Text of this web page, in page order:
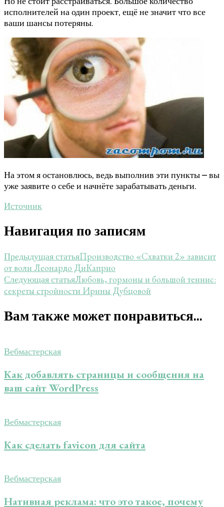
исполнителей на один проект, ещё не значит что все
ваши шансы потеряны.
На этом я остановлюсь, ведь выполнив эти пункты – вы
уже заявите о себе и начнёте зарабатывать деньги.
Источник
Навигация по записям
Предыдущая статьяПроизводство «Схватки 2» зависит
от воли Леонардо ДиКаприо
Следующая статьяЛюбовь, гормоны и большой теннис:
секреты стройности Ирины Дубцовой
Вам также может понравиться...
Вебмастерская
Как добавлять страницы и сообщения на
ваш сайт WordPress
Вебмастерская
Как сделать favicon для сайта
Вебмастерская
Нативная реклама: что это такое, почему